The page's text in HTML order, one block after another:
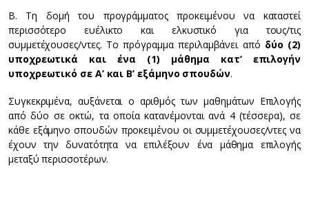
Β. Τη δομή του προγράμματος προκειμένου να καταστεί
περισσότερο ευέλικτο και ελκυστικό για τους/τις
συμμετέχουσες/ντες. Το πρόγραμμα περιλαμβάνει από δύο (2)
υποχρεωτικά και ένα (1) μάθημα κατ’ επιλογήν
υποχρεωτικό σε Α’ και Β’ εξάμηνο σπουδών.
Συγκεκριμένα, αυξάνεται ο αριθμός των μαθημάτων Επιλογής
από δύο σε οκτώ, τα οποία κατανέμονται ανά 4 (τέσσερα), σε
κάθε εξάμηνο σπουδών προκειμένου οι συμμετέχουσες/ντες να
έχουν την δυνατότητα να επιλέξουν ένα μάθημα επιλογής
μεταξύ περισσοτέρων.